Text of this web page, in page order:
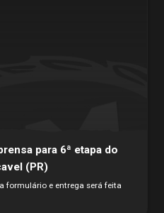
para 6ª etapa do
(PR)
formulário e entrega será feita